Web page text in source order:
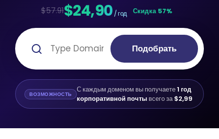
$57.91$24,90 / год Скидка 57%
Подобрать
ВОЗМОЖНОСТЬ С каждым доменом вы получаете1 год
корпоративной почтывсего за$2,99